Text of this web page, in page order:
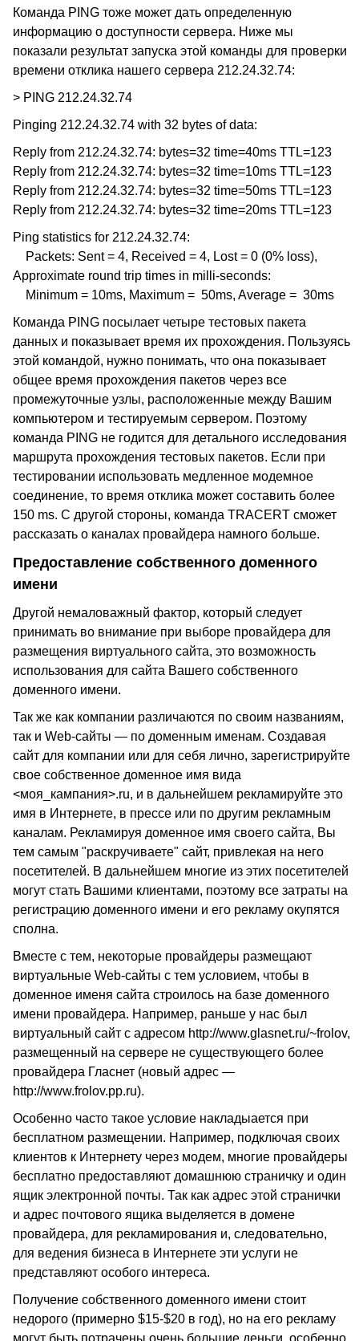
Команда PING тоже может дать определенную
информацию о доступности сервера. Ниже мы
показали результат запуска этой команды для проверки
времени отклика нашего сервера 212.24.32.74:
> PING 212.24.32.74
Pinging 212.24.32.74 with 32 bytes of data:
Reply from 212.24.32.74: bytes=32 time=40ms TTL=123
Reply from 212.24.32.74: bytes=32 time=10ms TTL=123
Reply from 212.24.32.74: bytes=32 time=50ms TTL=123
Reply from 212.24.32.74: bytes=32 time=20ms TTL=123
Ping statistics for 212.24.32.74:
Packets: Sent = 4, Received = 4, Lost = 0 (0% loss),
Approximate round trip times in milli-seconds:
Minimum = 10ms, Maximum = 50ms, Average = 30ms
Команда PING посылает четыре тестовых пакета
данных и показывает время их прохождения. Пользуясь
этой командой, нужно понимать, что она показывает
общее время прохождения пакетов через все
промежуточные узлы, расположенные между Вашим
компьютером и тестируемым сервером. Поэтому
команда PING не годится для детального исследования
маршрута прохождения тестовых пакетов. Если при
тестировании использовать медленное модемное
соединение, то время отклика может составить более
150 ms. С другой стороны, команда TRACERT сможет
рассказать о каналах провайдера намного больше.
Предоставление собственного доменного
имени
Другой немаловажный фактор, который следует
принимать во внимание при выборе провайдера для
размещения виртуального сайта, это возможность
использования для сайта Вашего собственного
доменного имени.
Так же как компании различаются по своим названиям,
так и Web-сайты — по доменным именам. Создавая
сайт для компании или для себя лично, зарегистрируйте
свое собственное доменное имя вида
<моя_кампания>.ru, и в дальнейшем рекламируйте это
имя в Интернете, в прессе или по другим рекламным
каналам. Рекламируя доменное имя своего сайта, Вы
тем самым "раскручиваете" сайт, привлекая на него
посетителей. В дальнейшем многие из этих посетителей
могут стать Вашими клиентами, поэтому все затраты на
регистрацию доменного имени и его рекламу окупятся
сполна.
Вместе с тем, некоторые провайдеры размещают
виртуальные Web-сайты с тем условием, чтобы в
доменное именя сайта строилось на базе доменного
имени провайдера. Например, раньше у нас был
виртуальный сайт с адресом http://www.glasnet.ru/~frolov,
размещенный на сервере не существующего более
провайдера Гласнет (новый адрес —
http://www.frolov.pp.ru).
Особенно часто такое условие накладыается при
бесплатном размещении. Например, подключая своих
клиентов к Интернету через модем, многие провайдеры
бесплатно предоставляют домашнюю страничку и один
ящик электронной почты. Так как адрес этой странички
и адрес почтового ящика выделяется в домене
провайдера, для рекламирования и, следовательно,
для ведения бизнеса в Интернете эти услуги не
представляют особого интереса.
Получение собственного доменного имени стоит
недорого (примерно $15-$20 в год), но на его рекламу
могут быть потрачены очень большие деньги, особенно